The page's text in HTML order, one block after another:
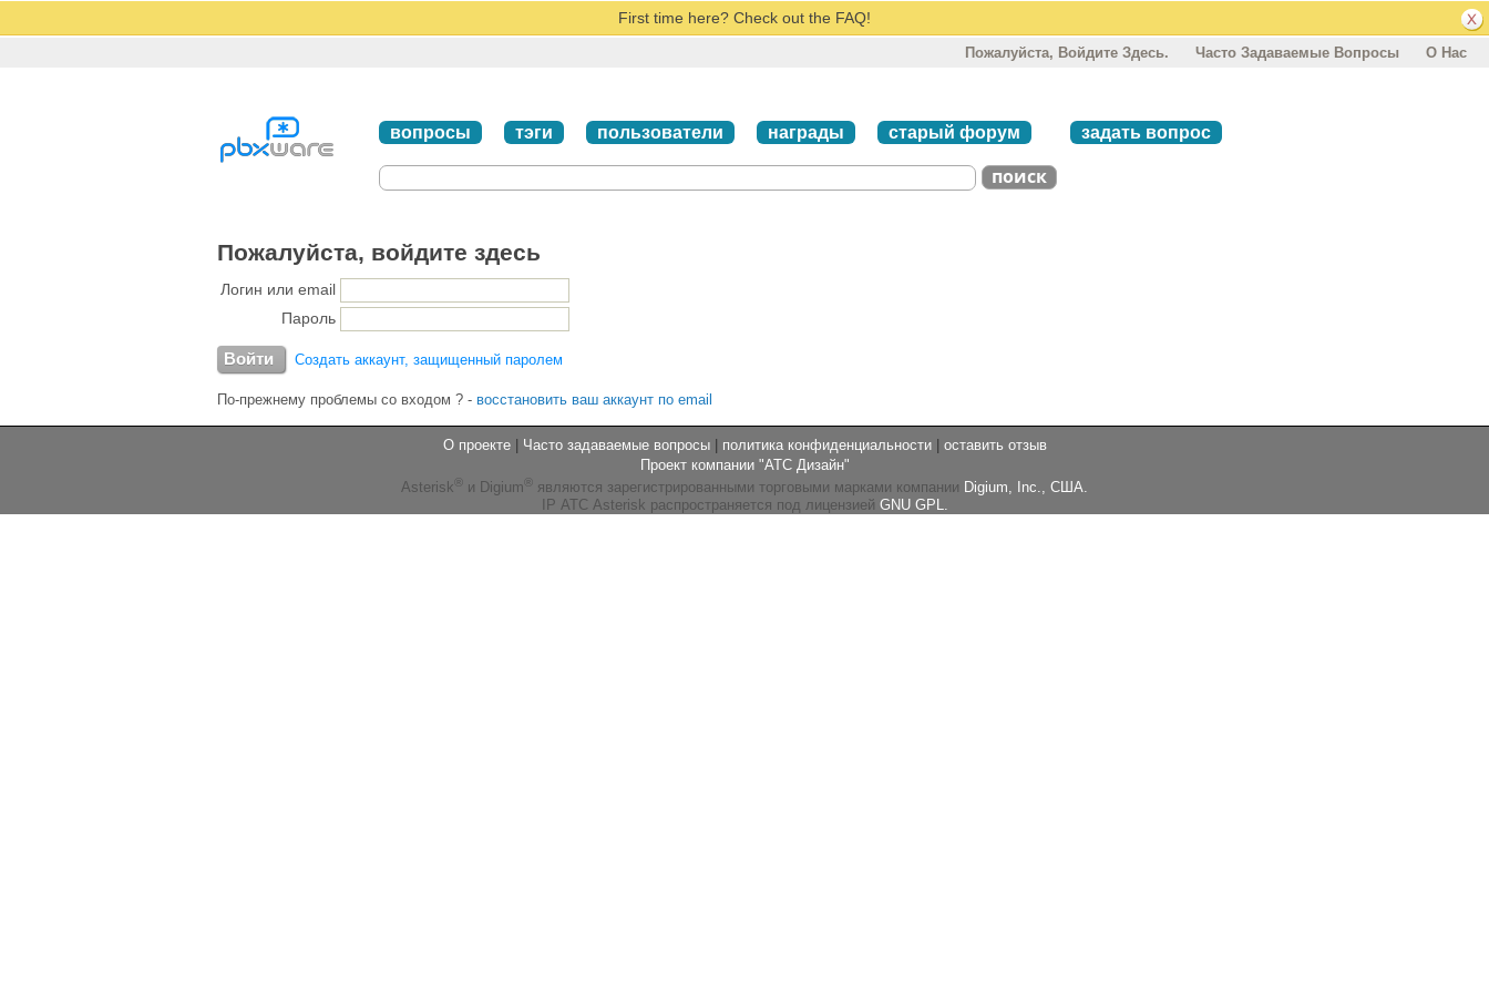
First time here? Check out the FAQ!
Пожалуйста, Войдите Здесь. Часто Задаваемые Вопросы О Нас
вопросы тэги пользователи награды старый форум задать вопрос
Пожалуйста, войдите здесь
Логин или email
Пароль
Создать аккаунт, защищенный паролем
По-прежнему проблемы со входом ? - восстановить ваш аккаунт по email
О проекте | Часто задаваемые вопросы | политика конфиденциальности | оставить отзыв
Проект компании "АТС Дизайн"
Asterisk ® и Digium ® являются зарегистрированными торговыми марками компании Digium, Inc., США.
IP АТС Asterisk распространяется под лицензией GNU GPL.